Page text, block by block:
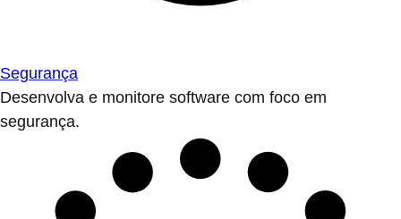
Segurança
Desenvolva e monitore software com foco em
segurança.